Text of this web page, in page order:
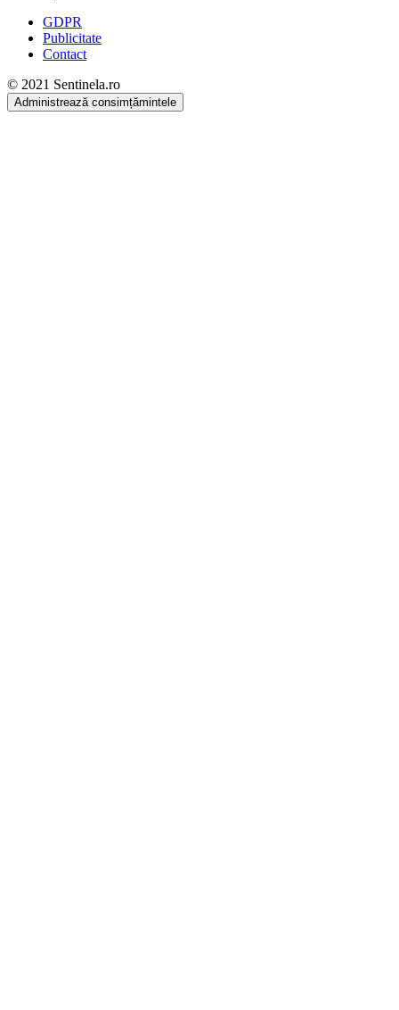
GDPR
Publicitate
Contact
© 2021 Sentinela.ro
Administrează consimțămintele